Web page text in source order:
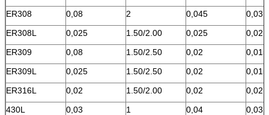
ER308
0,08 2 0,045
0,03
ER308L
0,025 1.50/2.00 0,025
0,02
ER309
0,08 1.50/2.50 0,02
0,015
ER309L
0,025 1.50/2.50 0,02
0,015
ER316L
0,02 1.50/2.00 0,02
0,02
430L
0,03 1 0,04
0,03